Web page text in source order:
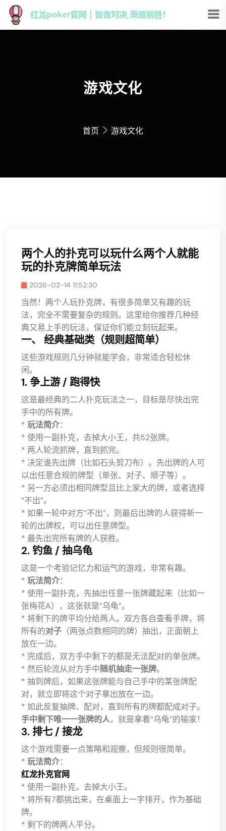
游戏文化
首页 游戏文化
两个人的扑克可以玩什么两个人就能
玩的扑克牌简单玩法
2026-02-14 11:52:30
当然！两个人玩扑克牌，有很多简单又有趣的玩
法，完全不需要复杂的规则。这里给你推荐几种经
典又易上手的玩法，保证你们能立刻玩起来。
一、 经典基础类（规则超简单）
这些游戏规则几分钟就能学会，非常适合轻松休
闲。
1. 争上游 / 跑得快
这是最经典的二人扑克玩法之一，目标是尽快出完
手中的所有牌。
* 玩法简介：
* 使用一副扑克，去掉大小王，共52张牌。
* 两人轮流抓牌，直到抓完。
* 决定谁先出牌（比如石头剪刀布）。先出牌的人可
以出任意合规的牌型（单张、对子、顺子等）。
* 另一方必须出相同牌型且比上家大的牌，或者选择
“不出”。
* 如果一轮中对方“不出”，则最后出牌的人获得新一
轮的出牌权，可以出任意牌型。
* 最先出完所有牌的人获胜。
2. 钓鱼 / 抽乌龟
这是一个考验记忆力和运气的游戏，非常有趣。
* 玩法简介：
* 使用一副扑克，先抽出任意一张牌藏起来（比如一
张梅花A），这张就是“乌龟”。
* 将剩下的牌平均分给两人。双方各自查看手牌，将
所有的对子 （两张点数相同的牌）抽出，正面朝上
放在一边。
* 完成后，双方手中剩下的都是无法配对的单张牌。
* 然后轮流从对方手中随机抽走一张牌。
* 抽到牌后，如果这张牌能与自己手中的某张牌配
对，就立即将这个对子拿出放在一边。
* 如此反复抽牌、配对，直到所有的牌都配成对子。
手中剩下唯一一张牌的人，就是拿着“乌龟”的输家！
3. 排七 / 接龙
这个游戏需要一点策略和观察，但规则很简单。
* 玩法简介：
红龙扑克官网
* 使用一副扑克，去掉大小王。
* 将所有7都挑出来，在桌面上一字排开，作为基础
牌。
* 剩下的牌两人平分。